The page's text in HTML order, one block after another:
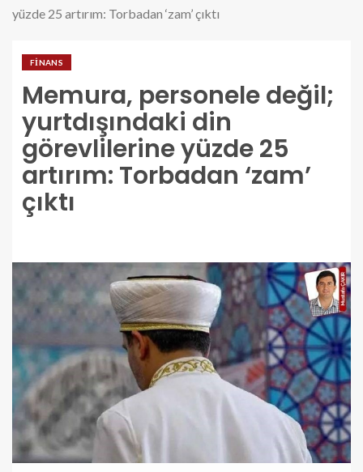
yüzde 25 artırım: Torbadan ‘zam’ çıktı
FINANS
Memura, personele değil;
yurtdışındaki din
görevlilerine yüzde 25
artırım: Torbadan ‘zam’
çıktı